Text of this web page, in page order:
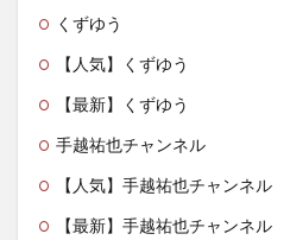
くずゆう
【人気】くずゆう
【最新】くずゆう
手越祐也チャンネル
【人気】手越祐也チャンネル
【最新】手越祐也チャンネル